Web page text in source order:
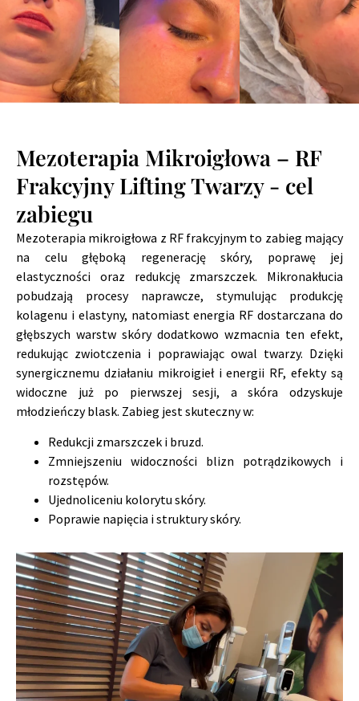
Mezoterapia Mikroigłowa – RF
Frakcyjny Lifting Twarzy - cel
zabiegu
Mezoterapia mikroigłowa z RF frakcyjnym to zabieg mający
na celu głęboką regenerację skóry, poprawę jej
elastyczności oraz redukcję zmarszczek. Mikronakłucia
pobudzają procesy naprawcze, stymulując produkcję
kolagenu i elastyny, natomiast energia RF dostarczana do
głębszych warstw skóry dodatkowo wzmacnia ten efekt,
redukując zwiotczenia i poprawiając owal twarzy. Dzięki
synergicznemu działaniu mikroigieł i energii RF, efekty są
widoczne już po pierwszej sesji, a skóra odzyskuje
młodzieńczy blask. Zabieg jest skuteczny w:
Redukcji zmarszczek i bruzd.
Zmniejszeniu widoczności blizn potrądzikowych i
rozstępów.
Ujednoliceniu kolorytu skóry.
Poprawie napięcia i struktury skóry.